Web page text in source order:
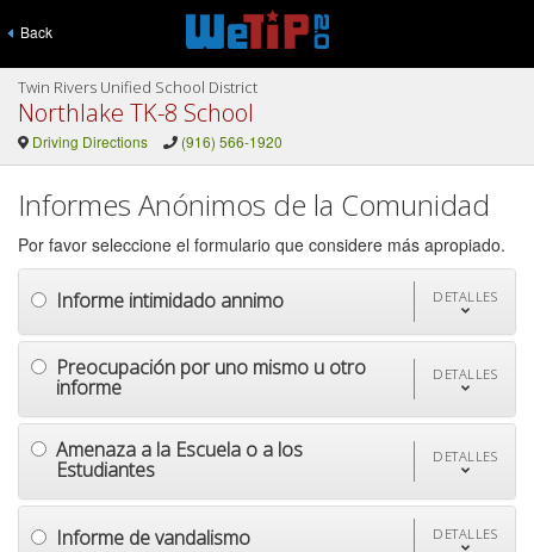
Back
Twin Rivers Unified School District
Northlake TK-8 School
Driving Directions (916) 566-1920
Informes Anónimos de la Comunidad
Por favor seleccione el formulario que considere más apropiado.
Informe intimidado annimo DETALLES
Preocupación por uno mismo u otro
informe
DETALLES
Amenaza a la Escuela o a los
Estudiantes
DETALLES
Informe de vandalismo DETALLES